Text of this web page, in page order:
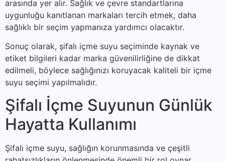
arasında yer alır. Sağlık ve çevre standartlarına
uygunluğu kanıtlanan markaları tercih etmek, daha
sağlıklı bir seçim yapmanıza yardımcı olacaktır.
Sonuç olarak, şifalı içme suyu seçiminde kaynak ve
etiket bilgileri kadar marka güvenilirliğine de dikkat
edilmeli, böylece sağlığınızı koruyacak kaliteli bir içme
suyu seçimi yapılmalıdır.
Şifalı İçme Suyunun Günlük
Hayatta Kullanımı
Şifalı içme suyu, sağlığın korunmasında ve çeşitli